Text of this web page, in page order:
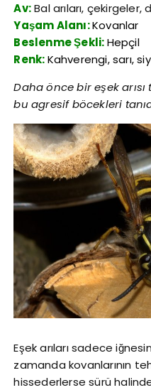
Av:Bal arıları, çekirgeler,
Yaşam Alanı:Kovanlar
Beslenme Şekli:Hepçil
Renk:Kahverengi, sarı,
Daha önce bir eşek
bu agresif böcekleri
Eşek arıları sadece
zamanda kovanlarının
hissederlerse sürü